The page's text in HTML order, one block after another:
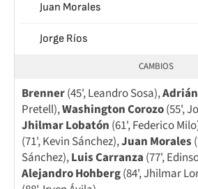
Juan Morales
Jorge Ríos
CAMBIOS
Brenner(45', Leandro Sosa),
Pretell),Washington Corozo(55',
Jhilmar Lobatón (61', Federico
(71', Kevin Sánchez),Juan Morales
Sánchez),Luis Carranza (77',
Alejandro Hohberg(84', Jhilmar